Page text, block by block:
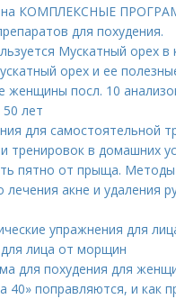
на КОМПЛЕКСНЫЕ
для похудения.
Мускатный орех в
орех и ее
женщины посл. 10
лет
для самостоятельной
тренировок в домашних
пятно от прыща. Методы
лечения акне и удаления
упражнения для
лица от морщин
для похудения для
40» поправляются, и как